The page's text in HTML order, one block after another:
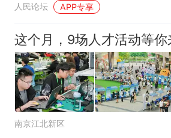
人民论坛 APP专享
这个月，9场人才活动等你
南京江北新区